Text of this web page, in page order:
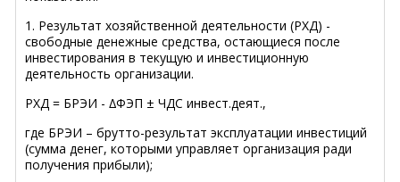
1. Результат хозяйственной деятельности (РХД) -
свободные денежные средства, остающиеся после
инвестирования в текущую и инвестиционную
деятельность организации.
РХД = БРЭИ - ∆ФЭП ± ЧДС инвест.деят.,
где БРЭИ – брутто-результат эксплуатации инвестиций
(сумма денег, которыми управляет организация ради
получения прибыли);